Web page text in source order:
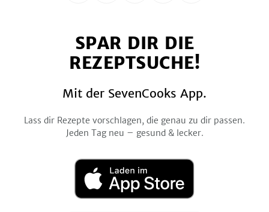
FacebookTwitterPinterestInstagramYouTube
SPAR DIR DIE
REZEPTSUCHE!
Mit der SevenCooks App.
Lass dir Rezepte vorschlagen, die genau zu dir passen.
Jeden Tag neu – gesund & lecker.
Laden
im
App